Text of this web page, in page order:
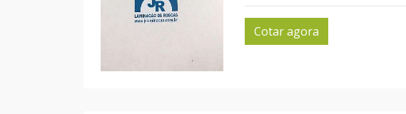
Cotar agora